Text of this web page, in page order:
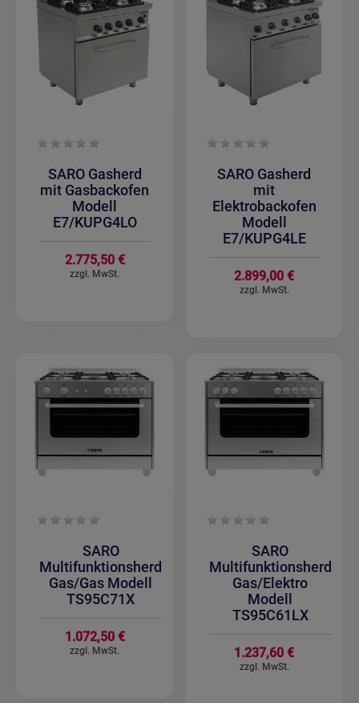
SARO Gasherd
mit Gasbackofen
Modell
E7/KUPG4LO
2.775,50 €
SARO Gasherd
mit
Elektrobackofen
Modell
E7/KUPG4LE
2.899,00 €
SARO
Multifunktionsherd
Gas/Gas Modell
TS95C71X
1.072,50 €
SARO
Multifunktionsherd
Gas/Elektro
Modell
TS95C61LX
1.237,60 €